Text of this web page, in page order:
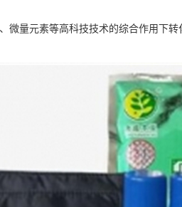
微量元素等高科技技术的综合作用下